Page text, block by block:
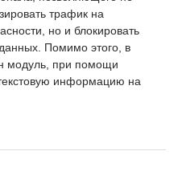
трафик на
но и блокировать
Помимо этого, в
модуль, при помощи
информацию на